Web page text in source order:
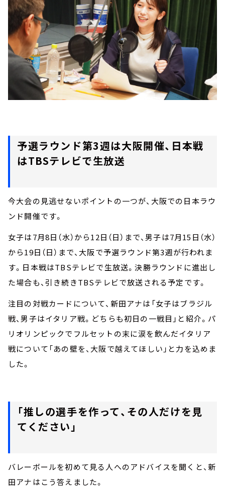
予選ラウンド第3週は大阪開催、日本戦
はTBSテレビで生放送
今大会の見逃せないポイントの一つが、大阪での日本ラウ
ンド開催です。
女子は7月8日（水）から12日（日）まで、男子は7月15日（水）
から19日（日）まで、大阪で予選ラウンド第3週が行われま
す。日本戦はTBSテレビで生放送。決勝ラウンドに進出し
た場合も、引き続きTBSテレビで放送される予定です。
注目の対戦カードについて、新田アナは「女子はブラジル
戦、男子はイタリア戦。どちらも初日の一戦目」と紹介。パ
リオリンピックでフルセットの末に涙を飲んだイタリア
戦について「あの壁を、大阪で越えてほしい」と力を込めま
した。
「推しの選手を作って、その人だけを見
てください」
バレーボールを初めて見る人へのアドバイスを聞くと、新
田アナはこう答えました。